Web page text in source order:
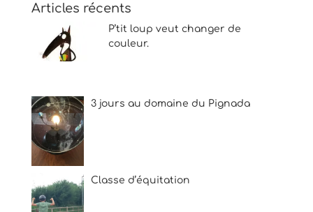
Articles récents
P’tit loup veut changer de
couleur.
3 jours au domaine du Pignada
Classe d’équitation